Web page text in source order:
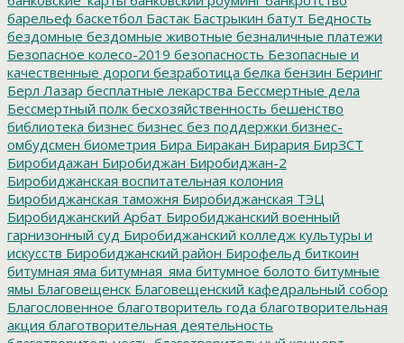
барельеф баскетбол Бастак Бастрыкин батут Бедность
бездомные бездомные животные безналичные платежи
Безопасное колесо-2019 безопасность Безопасные и
качественные дороги безработица белка бензин Беринг
Берл Лазар бесплатные лекарства Бессмертные дела
Бессмертный полк бесхозяйственность бешенство
библиотека бизнес бизнес без поддержки бизнес-
омбудсмен биометрия Бира Биракан Бирария БирЗСТ
Биробидажан Биробиджан Биробиджан-2
Биробиджанская воспитательная колония
Биробиджанская таможня Биробиджанская ТЭЦ
Биробиджанский Арбат Биробиджанский военный
гарнизонный суд Биробиджанский колледж культуры и
искусств Биробиджанский район Бирофельд биткоин
битумная яма битумная_яма битумное болото битумные
ямы Благовещенск Благовещенский кафедральный собор
Благословенное благотворитель года благотворительная
акция благотворительная деятельность